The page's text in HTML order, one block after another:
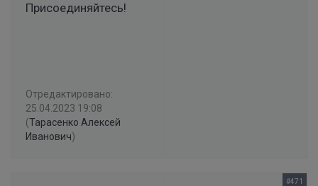
Присоединяйтесь!
Отредактировано:
25.04.2023 19:08
(Тарасенко Алексей
Иванович)
#471